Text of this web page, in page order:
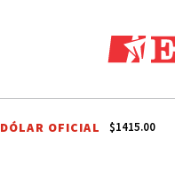
CLIMA TRABAJADOR RURAL
DÓLAR OFICIAL $1415.00